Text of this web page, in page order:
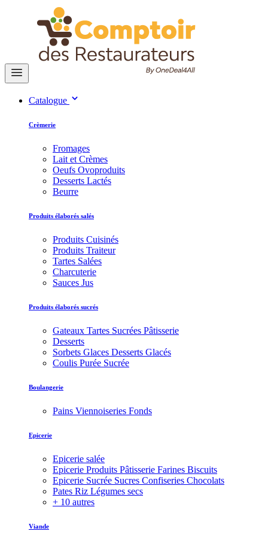
Catalogue
Crèmerie
Fromages
Lait et Crèmes
Oeufs Ovoproduits
Desserts Lactés
Beurre
Produits élaborés salés
Produits Cuisinés
Produits Traiteur
Tartes Salées
Charcuterie
Sauces Jus
Produits élaborés sucrés
Gateaux Tartes Sucrées Pâtisserie
Desserts
Sorbets Glaces Desserts Glacés
Coulis Purée Sucrée
Boulangerie
Pains Viennoiseries Fonds
Epicerie
Epicerie salée
Epicerie Produits Pâtisserie Farines Biscuits
Epicerie Sucrée Sucres Confiseries Chocolats
Pates Riz Légumes secs
+ 10 autres
Viande